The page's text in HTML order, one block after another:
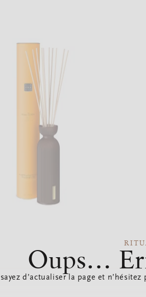
Oups…
d’actualiser la page et